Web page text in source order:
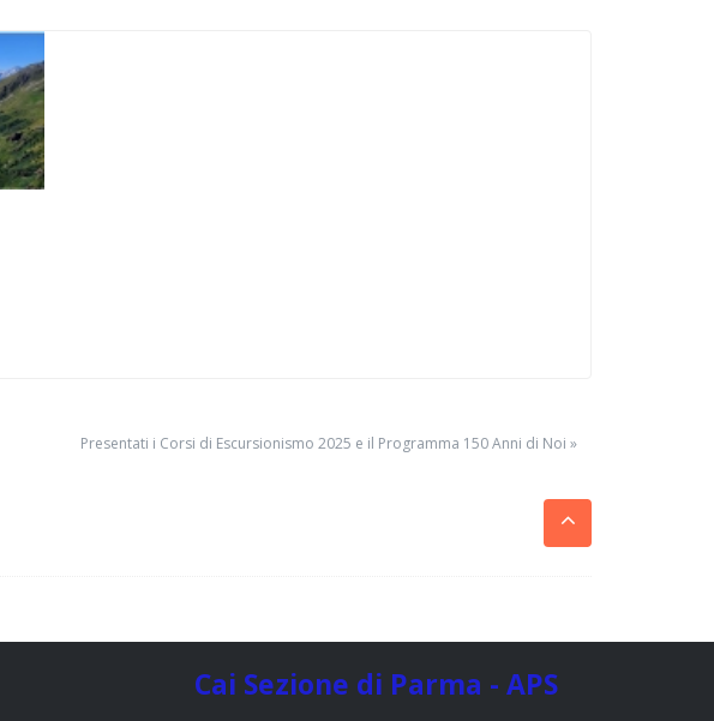
Presentati i Corsi di Escursionismo 2025 e il Programma 150 Anni di Noi »
Cai Sezione di Parma - APS